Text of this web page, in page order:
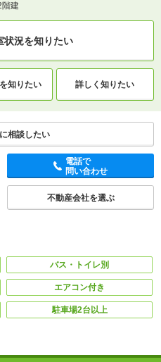
階建
状況を知りたい
知りたい 詳しく知りたい
相談したい
電話で
問い合わせ
不動産会社を選ぶ
バス・トイレ別
エアコン付き
駐車場2台以上